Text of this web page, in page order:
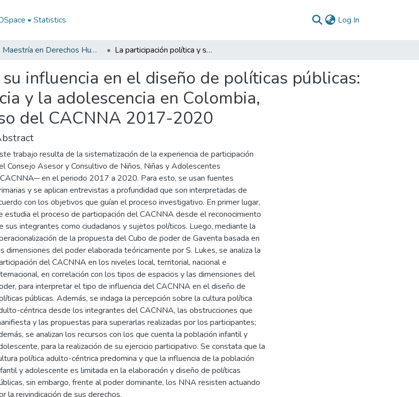
Statistics Log In
Maestría en Derechos Humanos, Gestión de la Transición y Posconflicto La participación política y su influencia en el diseño de políticas públicas: La experiencia de la infancia y la adolescencia en Colombia, sistematización del proceso del CACNNA 2017-2020
influencia en el diseño de políticas públicas:
y la adolescencia en Colombia,
del CACNNA 2017-2020
trabajo resulta de la sistematización de la experiencia de participación
Consejo Asesor y Consultivo de Niños, Niñas y Adolescentes
en el periodo 2017 a 2020. Para esto, se usan fuentes
y se aplican entrevistas a profundidad que son interpretadas de
con los objetivos que guían el proceso investigativo. En primer lugar,
estudia el proceso de participación del CACNNA desde el reconocimiento
sus integrantes como ciudadanos y sujetos políticos. Luego, mediante la
de la propuesta del Cubo de poder de Gaventa basada en
dimensiones del poder elaborada teóricamente por S. Lukes, se analiza la
del CACNNA en los niveles local, territorial, nacional e
en correlación con los tipos de espacios y las dimensiones del
para interpretar el tipo de influencia del CACNNA en el diseño de
públicas. Además, se indaga la percepción sobre la cultura política
céntrica desde los integrantes del CACNNA, las obstrucciones que
y las propuestas para superarlas realizadas por los participantes;
se analizan los recursos con los que cuenta la población infantil y
para la realización de su ejercicio participativo. Se constata que la
política adulto-céntrica predomina y que la influencia de la población
y adolescente es limitada en la elaboración y diseño de políticas
sin embargo, frente al poder dominante, los NNA resisten actuando
la reivindicación de sus derechos.